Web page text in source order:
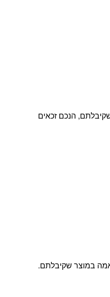
הנכם זכאים
במוצר שקיבלתם.